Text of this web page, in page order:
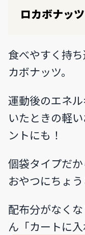
ロカボナッ
食べやすく持
カボナッツ。
運動後のエネ
いたときの軽
ントにも！
個袋タイプだ
おやつにちょう
配布分がなく
ん「カートに